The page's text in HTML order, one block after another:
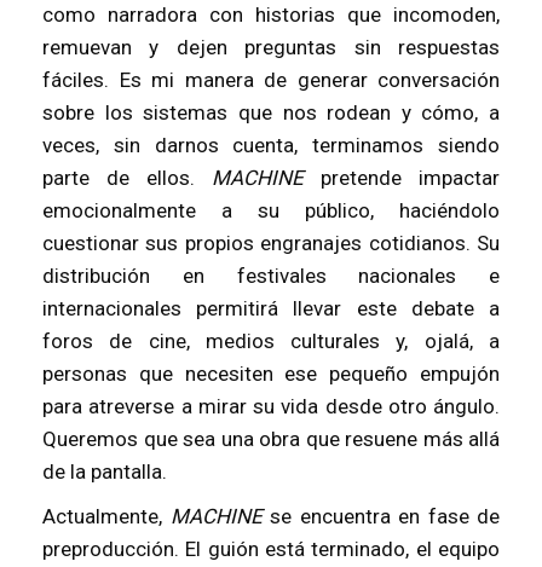
como narradora con historias que incomoden,
remuevan y dejen preguntas sin respuestas
fáciles. Es mi manera de generar conversación
sobre los sistemas que nos rodean y cómo, a
veces, sin darnos cuenta, terminamos siendo
parte de ellos. MACHINEpretende impactar
emocionalmente a su público, haciéndolo
cuestionar sus propios engranajes cotidianos. Su
distribución en festivales nacionales e
internacionales permitirá llevar este debate a
foros de cine, medios culturales y, ojalá, a
personas que necesiten ese pequeño empujón
para atreverse a mirar su vida desde otro ángulo.
Queremos que sea una obra que resuene más allá
de la pantalla.
Actualmente, MACHINEse encuentra en fase de
preproducción. El guión está terminado, el equipo